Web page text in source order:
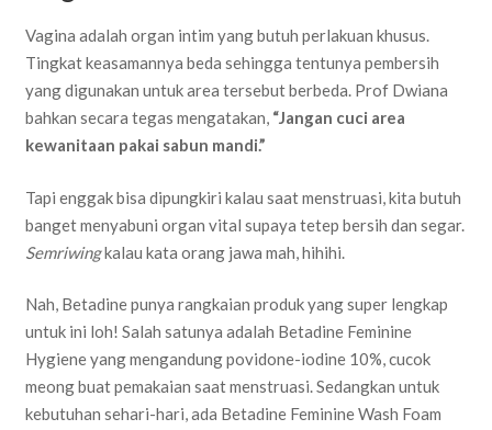
Vagina adalah organ intim yang butuh perlakuan khusus.
Tingkat keasamannya beda sehingga tentunya pembersih
yang digunakan untuk area tersebut berbeda. Prof Dwiana
bahkan secara tegas mengatakan, “Jangan cuci area
kewanitaan pakai sabun mandi.”
Tapi enggak bisa dipungkiri kalau saat menstruasi, kita butuh
banget menyabuni organ vital supaya tetep bersih dan segar.
Semriwingkalau kata orang jawa mah, hihihi.
Nah, Betadine punya rangkaian produk yang super lengkap
untuk ini loh! Salah satunya adalah Betadine Feminine
Hygiene yang mengandung povidone-iodine 10%, cucok
meong buat pemakaian saat menstruasi. Sedangkan untuk
kebutuhan sehari-hari, ada Betadine Feminine Wash Foam